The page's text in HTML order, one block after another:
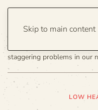
Skip to main content
staggering problems in our
LOW